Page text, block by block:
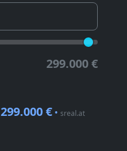
299.000 €
299.000 € • sreal.at